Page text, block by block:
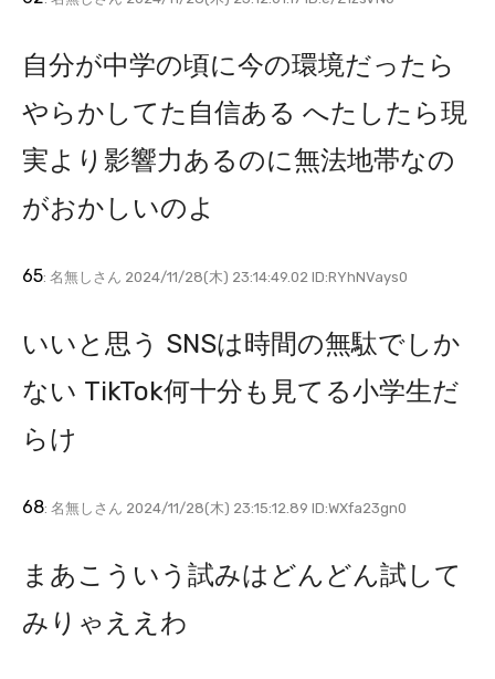
自分が中学の頃に今の環境だったら
やらかしてた自信ある へたしたら現
実より影響力あるのに無法地帯なの
がおかしいのよ
65: 名無しさん 2024/11/28(木) 23:14:49.02 ID:RYhNVays0
いいと思う SNSは時間の無駄でしか
ない TikTok何十分も見てる小学生だ
らけ
68: 名無しさん 2024/11/28(木) 23:15:12.89 ID:WXfa23gn0
まあこういう試みはどんどん試して
みりゃええわ